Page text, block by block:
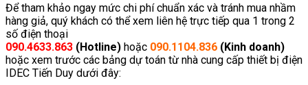
Để tham khảo ngay mức chi phí chuẩn xác và tránh mua nhầm
hàng giả, quý khách có thể xem liên hệ trực tiếp qua 1 trong 2
số điện thoại
090.4633.863 (Hotline) hoặc 090.1104.836 (Kinh doanh)
hoặc xem trước các bảng dự toán từ nhà cung cấp thiết bị điện
IDEC Tiến Duy dưới đây: